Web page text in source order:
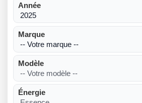
Année
Marque
Modèle
Énergie